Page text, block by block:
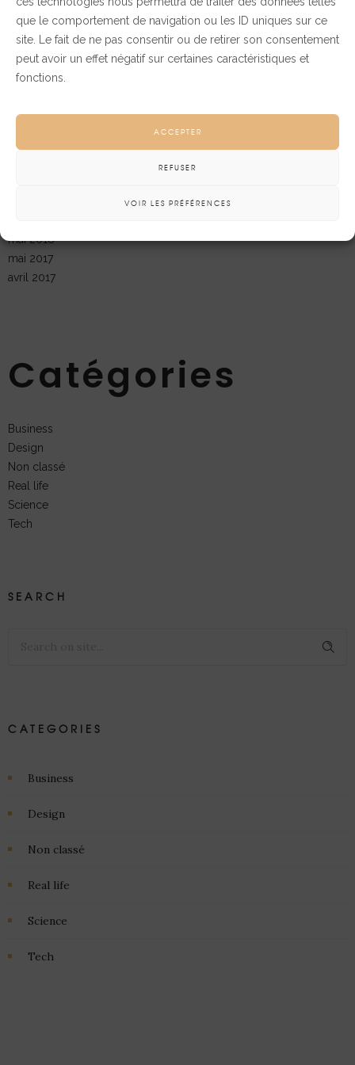
que le comportement de navigation ou les ID uniques sur ce
site. Le fait de ne pas consentir ou de retirer son consentement
peut avoir un effet négatif sur certaines caractéristiques et
fonctions.
ACCEPTER
REFUSER
VOIR LES PRÉFÉRENCES
ornare ut
More SHARE
Archives
mai 2018
mai 2017
avril 2017
Catégories
Business
Design
Non classé
Real life
Science
Tech
SEARCH
CATEGORIES
Business
Design
Non classé
Real life
Science
Tech